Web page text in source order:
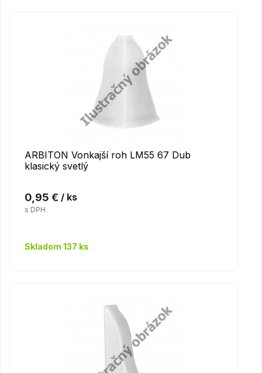
ARBITON Vonkajší roh LM55 67 Dub
klasický svetlý
0,95 € / ks
s DPH
Skladom 137 ks